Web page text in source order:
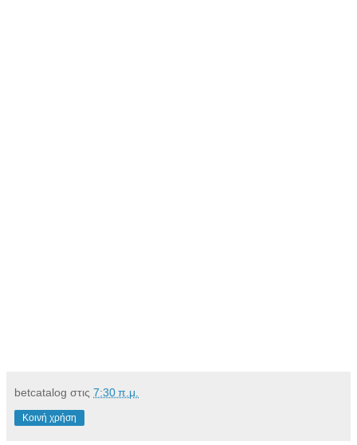
betcatalog στις 7:30 π.μ.
Κοινή χρήση